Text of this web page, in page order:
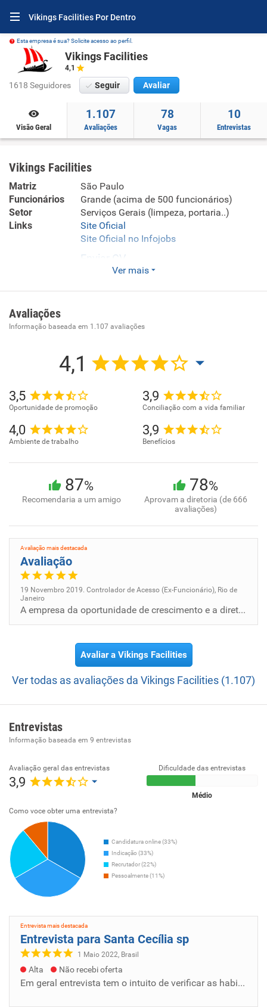
Vikings Facilities Por Dentro
Esta empresa é sua? Solicite acesso ao perfil.
Vikings Facilities
4,1
1618 Seguidores Seguir Avaliar
Visão Geral
1.107
Avaliações
78
Vagas
10
Entrevistas
Vikings Facilities
Matriz
São Paulo
Funcionários
Grande (acima de 500 funcionários)
Setor
Serviços Gerais (limpeza, portaria..)
Links
Site Oficial
Site Oficial no Infojobs
Enviar CV
nacional, agregando valores e prestando atendimento de
qualidade com foco em produtividade a todos os seus
Ver mais
Avaliações
Informação baseada em 1.107 avaliações
4,1
3,5
Oportunidade de promoção
3,9
Conciliação com a vida familiar
4,0
Ambiente de trabalho
3,9
Benefícios
87%
Recomendaria a um amigo
78%
Aprovam a diretoria (de 666
avaliações)
Avaliação mais destacada
Avaliação
19 Novembro 2019. Controlador de Acesso (Ex-Funcionário), Rio de
Janeiro
A empresa da oportunidade de crescimento e a diretoria é excelente.
Avaliar a Vikings Facilities
Ver todas as avaliações da Vikings Facilities (1.107)
Entrevistas
Informação baseada em 9 entrevistas
Avaliação geral das entrevistas
3,9
Dificuldade das entrevistas
Médio
Como voce obter uma entrevista?
Candidatura online (33%)
Indicação (33%)
Recrutador (22%)
Pessoalmente (11%)
Entrevista mais destacada
Entrevista para Santa Cecília sp
1 Maio 2022, Brasil
Alta Não recebi oferta
Em geral entrevista tem o intuito de verificar as habilidades e comhecimento técnicos das pessoas interessadas além de averiguar se o perfi...